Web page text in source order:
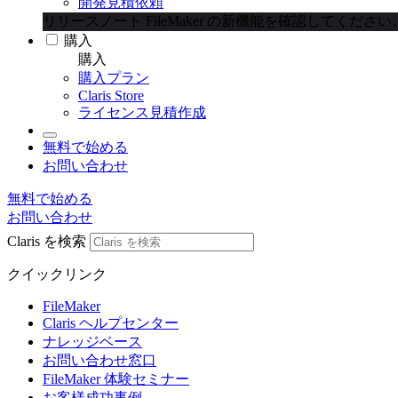
リリースノート
FileMaker の新機能を確認してください。
購入
購入
購入プラン
Claris Store
ライセンス見積作成
無料で始める
お問い合わせ
無料で始める
お問い合わせ
Claris を検索
クイックリンク
FileMaker
Claris ヘルプセンター
ナレッジベース
お問い合わせ窓口
FileMaker 体験セミナー